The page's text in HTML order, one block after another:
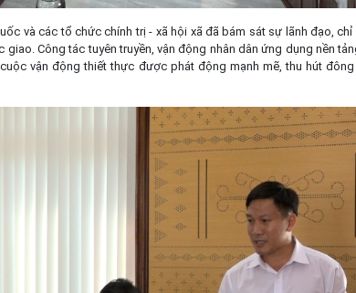
và các tổ chức chính trị - xã hội xã đã bám sát sự lãnh đạo,
Công tác tuyên truyền, vận động nhân dân ứng dụng nền
vận động thiết thực được phát động mạnh mẽ, thu hút